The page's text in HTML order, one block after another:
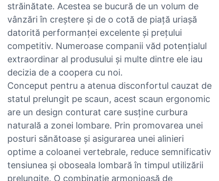
străinătate. Acestea se bucură de un volum de
vânzări în creștere și de o cotă de piață uriașă
datorită performanței excelente și prețului
competitiv. Numeroase companii văd potențialul
extraordinar al produsului și multe dintre ele iau
decizia de a coopera cu noi.
Conceput pentru a atenua disconfortul cauzat de
statul prelungit pe scaun, acest scaun ergonomic
are un design conturat care susține curbura
naturală a zonei lombare. Prin promovarea unei
posturi sănătoase și asigurarea unei alinieri
optime a coloanei vertebrale, reduce semnificativ
tensiunea și oboseala lombară în timpul utilizării
prelungite. O combinație armonioasă de